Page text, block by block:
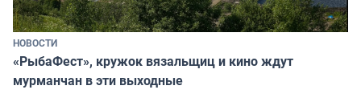
НОВОСТИ
«РыбаФест», кружок вязальщиц и кино ждут
мурманчан в эти выходные